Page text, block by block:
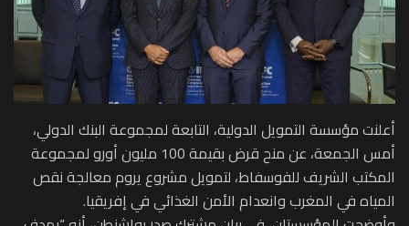
أعلنت مؤسسة التمويل الدولية، التابعة لمجموعة البنك الدولي،
أمس الجمعة، عن منح قرض بقيمة 100 مليون أورو لمجموعة
المكتب الشريف للفوسفاط، لتمويل مشروع يروم معالجة نقص
المياه في المغرب وانعدام الأمن الغذائي في إفريقيا.